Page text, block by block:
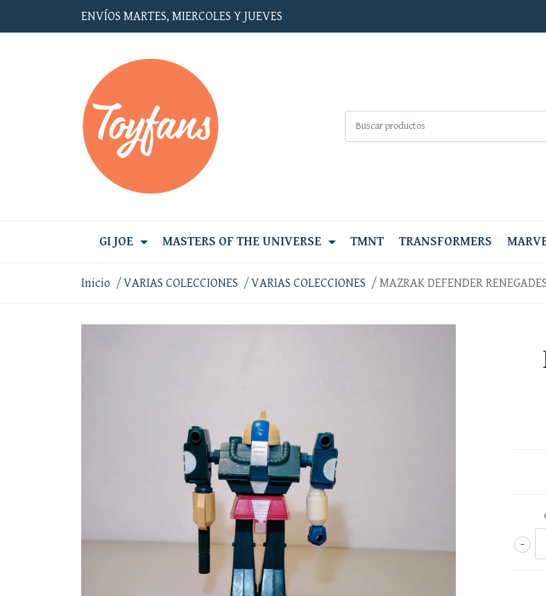
ENVÍOS MARTES, MIERCOLES Y JUEVES
GI JOE MASTERS OF THE UNIVERSE TMNT TRANSFORMERS
Inicio VARIAS COLECCIONES VARIAS COLECCIONES MAZRAK DEFENDER RENEGADES
-